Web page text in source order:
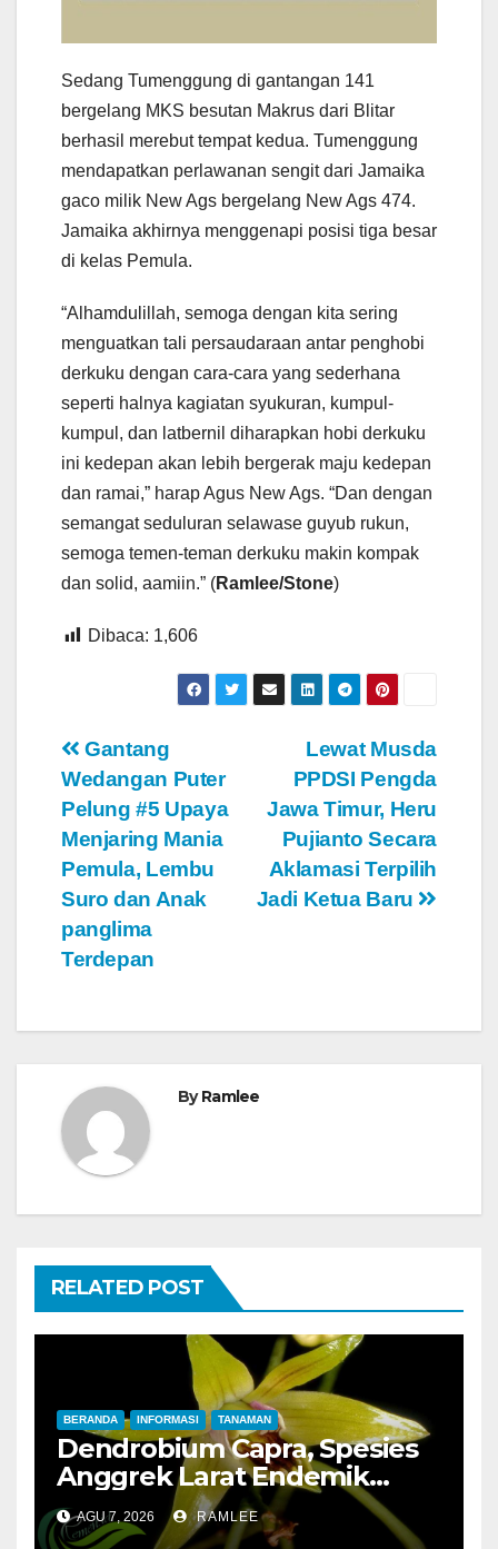
Sedang Tumenggung di gantangan 141
bergelang MKS besutan Makrus dari Blitar
berhasil merebut tempat kedua. Tumenggung
mendapatkan perlawanan sengit dari Jamaika
gaco milik New Ags bergelang New Ags 474.
Jamaika akhirnya menggenapi posisi tiga besar
di kelas Pemula.
“Alhamdulillah, semoga dengan kita sering
menguatkan tali persaudaraan antar penghobi
derkuku dengan cara-cara yang sederhana
seperti halnya kagiatan syukuran, kumpul-
kumpul, dan latbernil diharapkan hobi derkuku
ini kedepan akan lebih bergerak maju kedepan
dan ramai,” harap Agus New Ags. “Dan dengan
semangat seduluran selawase guyub rukun,
semoga temen-teman derkuku makin kompak
dan solid, aamiin.” (Ramlee/Stone)
Dibaca: 1,606
Navigasi
pos
Lewat Musda
PPDSI Pengda
Jawa Timur, Heru
Pujianto Secara
Aklamasi Terpilih
Jadi Ketua Baru
Gantang
Wedangan Puter
Pelung #5 Upaya
Menjaring Mania
Pemula, Lembu
Suro dan Anak
panglima
Terdepan
ByRamlee
RELATED POST
BERANDA INFORMASI TANAMAN
Dendrobium Capra, Spesies
Anggrek Larat Endemik
Pulau Jawa yang Mulai
Langka di Alam Liar
AGU 7, 2026 RAMLEE